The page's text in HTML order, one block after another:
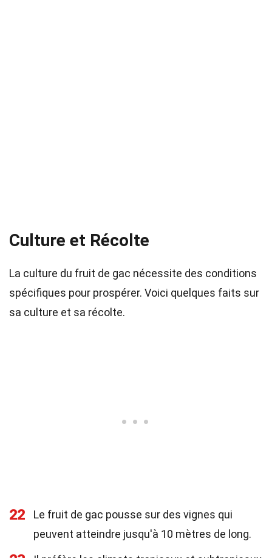
Culture et Récolte
La culture du fruit de gac nécessite des conditions
spécifiques pour prospérer. Voici quelques faits sur
sa culture et sa récolte.
22
Le fruit de gac pousse sur des vignes qui
peuvent atteindre jusqu'à 10 mètres de long.